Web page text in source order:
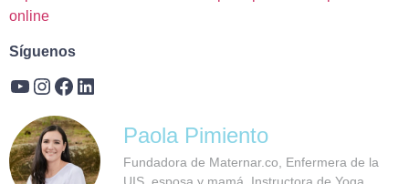
online
Síguenos
Paola Pimiento
Fundadora de Maternar.co, Enfermera de la